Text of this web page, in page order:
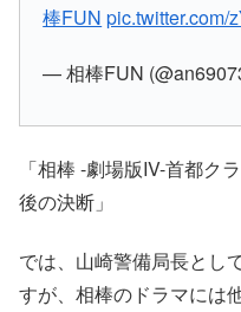
棒FUN pic.twitter.com/
— 相棒FUN
「相棒 -劇場版IV-首都ク
後の決断」
では、 山崎警備局長とし
すが、相棒のドラマには